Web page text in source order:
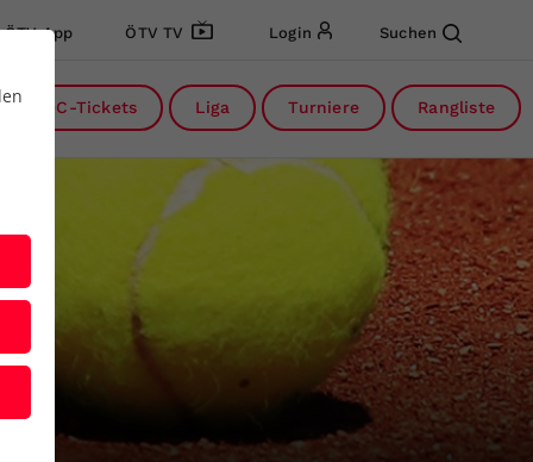
ÖTV App ÖTV TV Login Suchen
DC-Tickets Liga Turniere Rangliste